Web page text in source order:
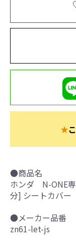
★
●商品名
ホンダ N-ONE
分] シートカバー
●メーカー品番
zn61-let-js